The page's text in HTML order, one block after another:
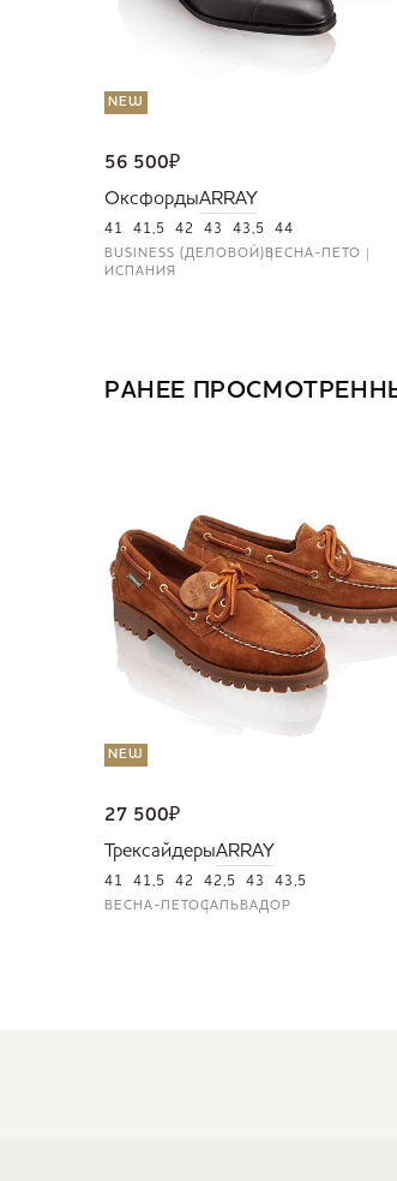
NEW
56 500₽
ОксфордыARRAY
41 41,5 42 43 43,5 44
BUSINESS (ДЕЛОВОЙ)ВЕСНА-ЛЕТО
ИСПАНИЯ
РАНЕЕ
NEW
27 500₽
ТрексайдерыARRAY
41 41,5 42 42,5 43 43,5
ВЕСНА-ЛЕТОСАЛЬВАДОР